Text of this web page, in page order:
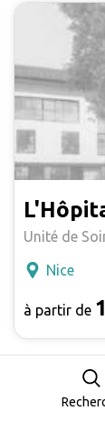
Unité de
Nice
à partir de